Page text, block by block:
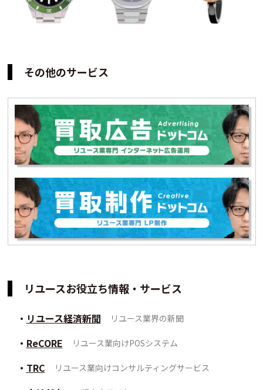
その他のサービス
リユースお役立ち情報・サービス
リユース経済新聞 リユース業界の新聞
ReCORE リユース業向けPOSシステム
TRC リユース業向けコンサルティングサービス